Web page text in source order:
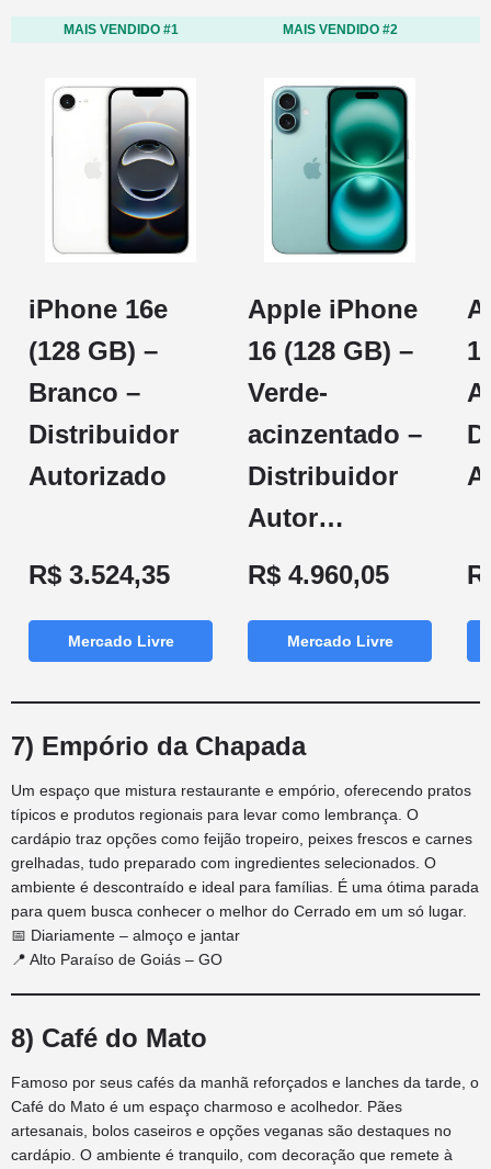
MAIS VENDIDO #1
iPhone 16e
(128 GB) –
Branco –
Distribuidor
Autorizado
R$ 3.524,35
Mercado Livre
MAIS VENDIDO #2
Apple iPhone
16 (128 GB) –
Verde-
acinzentado –
Distribuidor
Autor…
R$ 4.960,05
Mercado Livre
7) Empório da Chapada
Um espaço que mistura restaurante e empório, oferecendo pratos
típicos e produtos regionais para levar como lembrança. O
cardápio traz opções como feijão tropeiro, peixes frescos e carnes
grelhadas, tudo preparado com ingredientes selecionados. O
ambiente é descontraído e ideal para famílias. É uma ótima parada
para quem busca conhecer o melhor do Cerrado em um só lugar.
📅 Diariamente – almoço e jantar
📍 Alto Paraíso de Goiás – GO
8) Café do Mato
Famoso por seus cafés da manhã reforçados e lanches da tarde, o
Café do Mato é um espaço charmoso e acolhedor. Pães
artesanais, bolos caseiros e opções veganas são destaques no
cardápio. O ambiente é tranquilo, com decoração que remete à